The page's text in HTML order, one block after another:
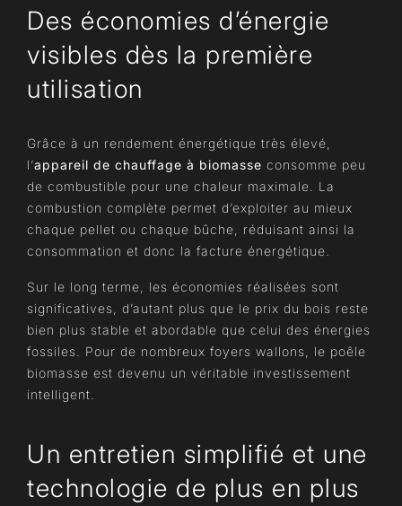
Des économies d’énergie
visibles dès la première
utilisation
Grâce à un rendement énergétique très élevé,
l’appareil de chauffage à biomasse consomme peu
de combustible pour une chaleur maximale. La
combustion complète permet d’exploiter au mieux
chaque pellet ou chaque bûche, réduisant ainsi la
consommation et donc la facture énergétique.
Sur le long terme, les économies réalisées sont
significatives, d’autant plus que le prix du bois reste
bien plus stable et abordable que celui des énergies
fossiles. Pour de nombreux foyers wallons, le poêle
biomasse est devenu un véritable investissement
intelligent.
Un entretien simplifié et une
technologie de plus en plus